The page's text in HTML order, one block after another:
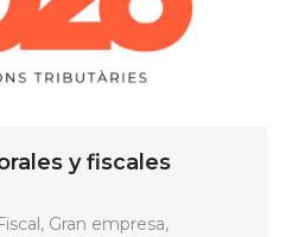
y fiscales
, Gran empresa,